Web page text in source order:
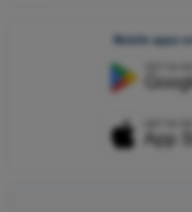
Mobile apps